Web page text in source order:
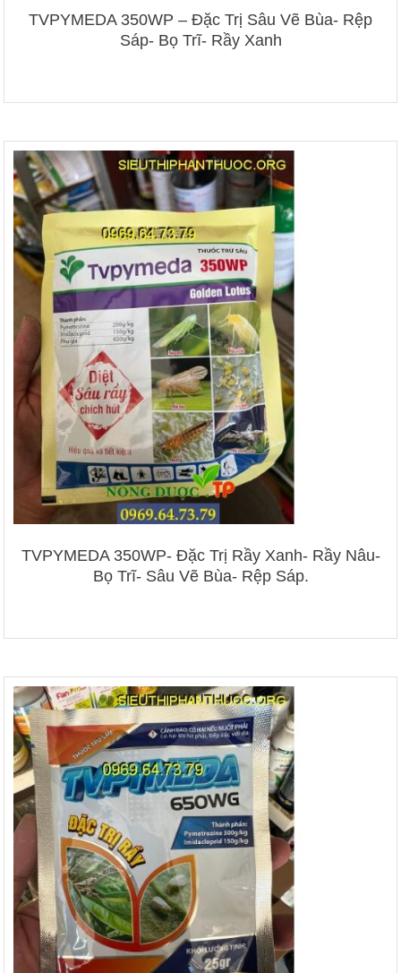
TVPYMEDA 350WP – Đặc Trị Sâu Vẽ Bùa- Rệp
Sáp- Bọ Trĩ- Rầy Xanh
TVPYMEDA 350WP- Đặc Trị Rầy Xanh- Rầy Nâu-
Bọ Trĩ- Sâu Vẽ Bùa- Rệp Sáp.